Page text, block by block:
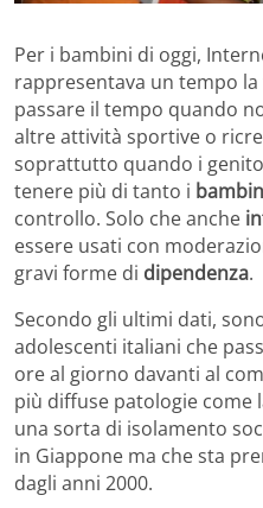
Per i bambini di oggi,
rappresentava un tempo
passare il tempo quando
altre attività sportive o
soprattutto quando i
tenere più di tanto i
controllo. Solo che anche
essere usati con
gravi forme di dipendenza.
Secondo gli ultimi dati,
adolescenti italiani che
ore al giorno davanti al
più diffuse patologie come
una sorta di isolamento
in Giappone ma che sta
dagli anni 2000.